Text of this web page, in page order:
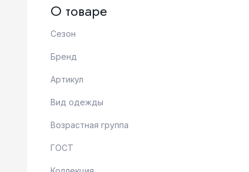
О товаре
Сезон
Бренд
Артикул
Вид одежды
Возрастная группа
ГОСТ